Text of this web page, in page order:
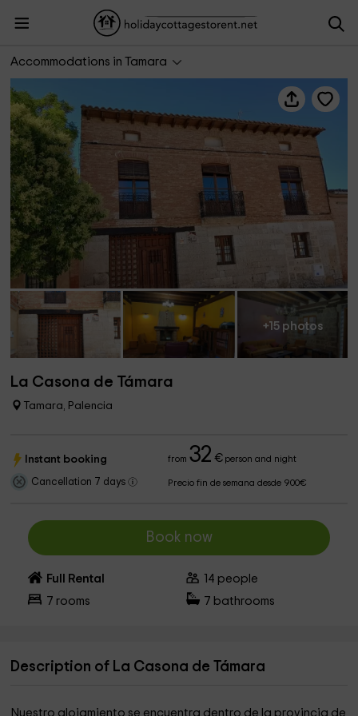
Accommodations in Tamara
La Casona de Támara
+15 photos
La Casona de Támara
Tamara, Palencia
Instant booking from32 €person and night
Cancellation 7 days Precio fin de semana desde 900€
Book now
Full Rental 14 people
7 rooms 7 bathrooms
Description of La Casona de Támara
Nuestro alojamiento se encuentra dentro de la provincia de